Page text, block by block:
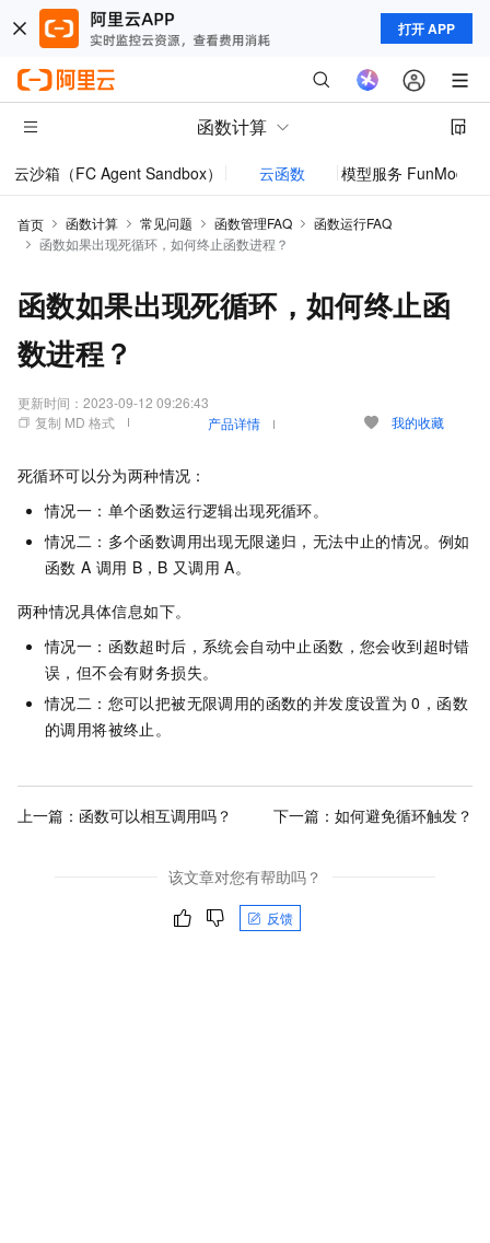
打开 APP
函数计算
云沙箱（FC Agent Sandbox） 云函数 模型服务 FunModel
首页 函数计算 常见问题 函数管理FAQ
函数运行FAQ
函数如果出现死循环，如何终止函数进程？
函数如果出现死循环，如何终止函
数进程？
更新时间： 2023-09-12 09:26:43
复制 MD 格式
产品详情 我的收藏
死循环可以分为两种情况：
情况一：单个函数运行逻辑出现死循环。
情况二：多个函数调用出现无限递归，无法中止的情况。例如
函数 A 调用 B，B 又调用 A。
两种情况具体信息如下。
情况一：函数超时后，系统会自动中止函数，您会收到超时错
误，但不会有财务损失。
情况二：您可以把被无限调用的函数的并发度设置为 0，函数
的调用将被终止。
上一篇： 函数可以相互调用吗？ 下一篇： 如何避免循环触发？
该文章对您有帮助吗？
反馈